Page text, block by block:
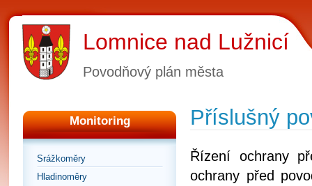
Lomnice nad Lužnicí
Povodňový plán města
Monitoring
Srážkoměry
Hladinoměry
Příslušný
Řízení ochrany
ochrany před